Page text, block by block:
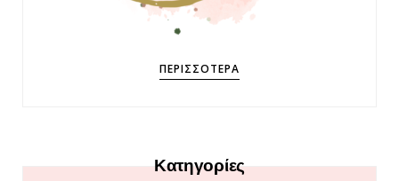
ΠΕΡΙΣΣΌΤΕΡΑ
Κατηγορίες